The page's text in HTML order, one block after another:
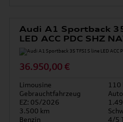
Audi A1 Sportback
LED ACC PDC SHZ
36.950,00 €
Limousine
110
Gebrauchtfahrzeug
EZ: 05/2026
3.500 km
Benzin
4/5